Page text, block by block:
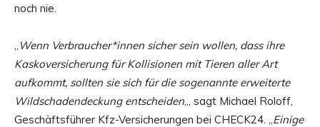
noch nie.
Wenn Verbraucher*innen sicher sein wollen, dass ihre
Kaskoversicherung für Kollisionen mit Tieren aller Art
aufkommt, sollten sie sich für die sogenannte erweiterte
Wildschadendeckung entscheiden „, sagt Michael Roloff,
Geschäftsführer Kfz-Versicherungen bei CHECK24. „ Einige